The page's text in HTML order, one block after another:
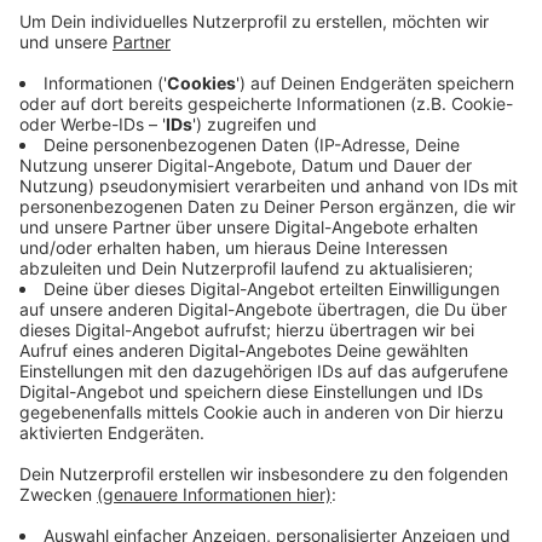
Veröffentlicht:Montag, 09.10.2023 06:52
Anzeige
Darüber hinaus gibt es eine Eltern-Kind-Schaukel.
Zusammen mit einem Bücherschrank und einem
Wasserspiel sei der Spielplatz ein Treffpunkt mit
hoher Aufenthaltsqualität für Groß und Klein, so die
Klever Stadtverwaltung. Der Bau des Spielplatzes ist
Teil des Dorfentwicklungskonzeptes Reichswalde.
Anzeige